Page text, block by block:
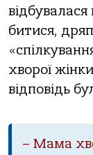
битися,
хворої
відповідь
– Мама